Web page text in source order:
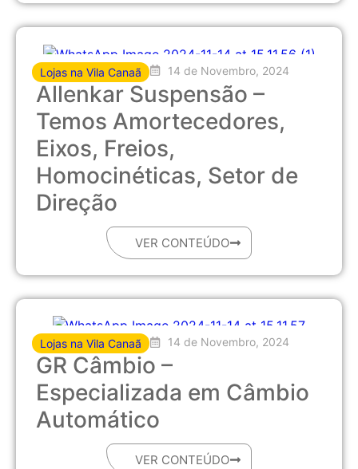
Lojas na Vila Canaã 14 de Novembro, 2024
Allenkar Suspensão –
Temos Amortecedores,
Eixos, Freios,
Homocinéticas, Setor de
Direção
VER CONTEÚDO
Lojas na Vila Canaã 14 de Novembro, 2024
GR Câmbio –
Especializada em Câmbio
Automático
VER CONTEÚDO